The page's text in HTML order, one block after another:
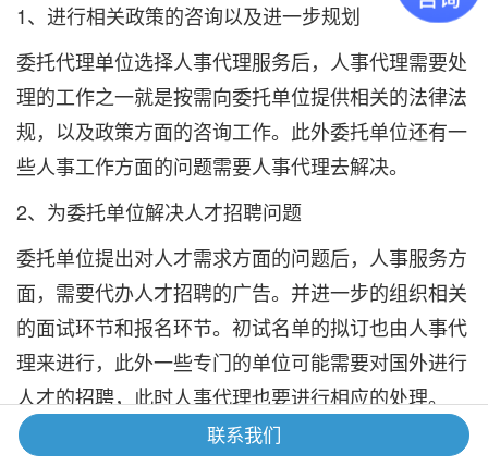
1、进行相关政策的咨询以及进一步规划
委托代理单位选择人事代理服务后，人事代理需要处
理的工作之一就是按需向委托单位提供相关的法律法
规，以及政策方面的咨询工作。此外委托单位还有一
些人事工作方面的问题需要人事代理去解决。
2、为委托单位解决人才招聘问题
委托单位提出对人才需求方面的问题后，人事服务方
面，需要代办人才招聘的广告。并进一步的组织相关
的面试环节和报名环节。初试名单的拟订也由人事代
理来进行，此外一些专门的单位可能需要对国外进行
人才的招聘，此时人事代理也要进行相应的处理。
3、培训工作
联系我们